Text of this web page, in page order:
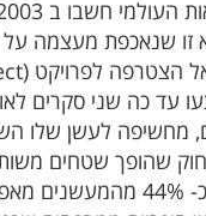
זו שנאכפת מעצמה על
מהמעשנים. כ-